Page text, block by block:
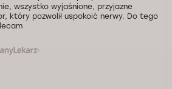
wszystko wyjaśnione, przyjazne
który pozwolił uspokoić nerwy. Do tego